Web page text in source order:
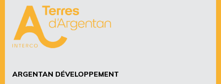
ARGENTAN DÉVELOPPEMENT